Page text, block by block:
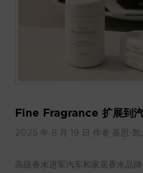
Fine Fragrance 扩展到
2025 年 8 月 19 日 作者 基思-凯
高级香水进军汽车和家居香水品